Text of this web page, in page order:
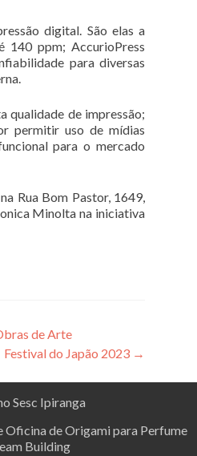
digital. São elas a
140 ppm; AccurioPress
para diversas
qualidade de impressão;
permitir uso de mídias
para o mercado
Rua Bom Pastor, 1649,
Minolta na iniciativa
de Arte
Festival do Japão 2023 →
Sesc Ipiranga
Oficina de Origami para Perfume
Building